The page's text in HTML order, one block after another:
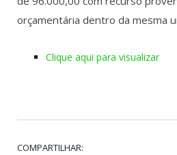
orçamentária dentro da mesma
Clique aqui para visualizar
COMPARTILHAR: